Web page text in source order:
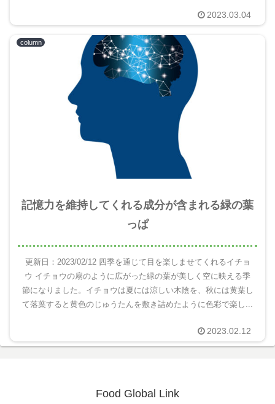
2023.03.04
column
記憶力を維持してくれる成分が含まれる緑の葉
っぱ
更新日：2023/02/12 四季を通じて目を楽しませてくれるイチョ
ウ イチョウの扇のように広がった緑の葉が美しく空に映える季
節になりました。イチョウは夏には涼しい木陰を、秋には黄葉し
て落葉すると黄色のじゅうたんを敷き詰めたように色彩で楽し...
2023.02.12
Food Global Link